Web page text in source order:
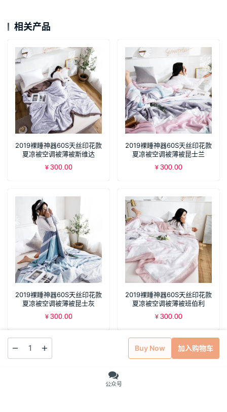
Buy Now 加入购物车
相关产品
2019裸睡神器60S天丝印花款
夏凉被空调被薄被斯维达
¥ 300.00
2019裸睡神器60S天丝印花款
夏凉被空调被薄被昆士兰
¥ 300.00
2019裸睡神器60S天丝印花款
夏凉被空调被薄被昆士灰
¥ 300.00
2019裸睡神器60S天丝印花款
夏凉被空调被薄被班伯利
¥ 300.00
Copyright © 2018 南通力行网络科技有限公司 版权所有
公众号